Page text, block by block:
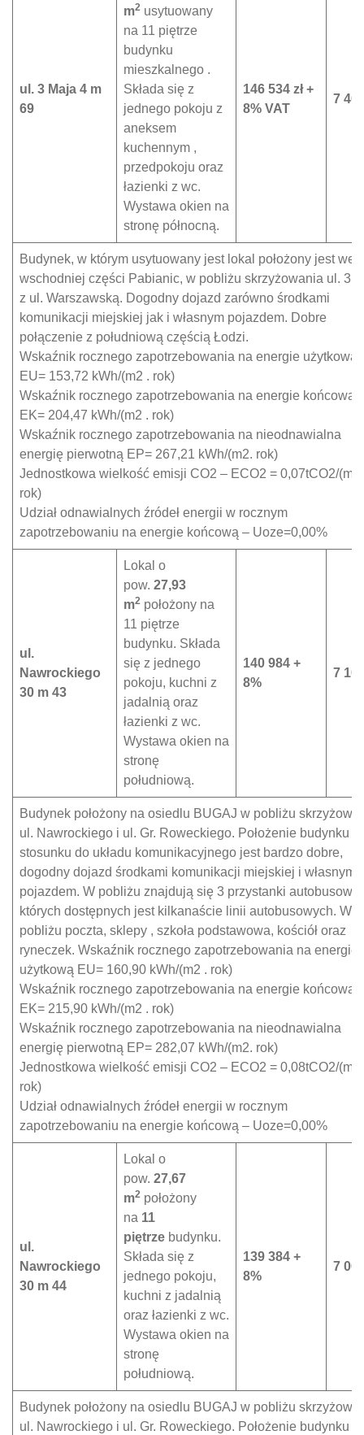
ul. 3 Maja 4 m
69
m2 usytuowany
na 11 piętrze
budynku
mieszkalnego .
Składa się z
jednego pokoju z
aneksem
kuchennym ,
przedpokoju oraz
łazienki z wc.
Wystawa okien na
stronę północną.
146 534 zł +
8% VAT
7
Budynek, w którym usytuowany jest lokal położony jest we
wschodniej części Pabianic, w pobliżu skrzyżowania ul. 3
z ul. Warszawską. Dogodny dojazd zarówno środkami
komunikacji miejskiej jak i własnym pojazdem. Dobre
połączenie z południową częścią Łodzi.
Wskaźnik rocznego zapotrzebowania na energie użytkową
EU= 153,72 kWh/(m2 . rok)
Wskaźnik rocznego zapotrzebowania na energie końcową
EK= 204,47 kWh/(m2 . rok)
Wskaźnik rocznego zapotrzebowania na nieodnawialna
energię pierwotną EP= 267,21 kWh/(m2. rok)
Jednostkowa wielkość emisji CO2 – ECO2 = 0,07tCO2/(m2
rok)
Udział odnawialnych źródeł energii w rocznym
zapotrzebowaniu na energie końcową – Uoze=0,00%
ul.
Nawrockiego
30 m 43
Lokal o
pow. 27,93
m2 położony na
11 piętrze
budynku. Składa
się z jednego
pokoju, kuchni z
jadalnią oraz
łazienki z wc.
Wystawa okien na
stronę
południową.
140 984 +
8%
7
Budynek położony na osiedlu BUGAJ w pobliżu
ul. Nawrockiego i ul. Gr. Roweckiego. Położenie budynku w
stosunku do układu komunikacyjnego jest bardzo dobre,
dogodny dojazd środkami komunikacji miejskiej i własnym
pojazdem. W pobliżu znajdują się 3 przystanki autobusowe
których dostępnych jest kilkanaście linii autobusowych. W
pobliżu poczta, sklepy , szkoła podstawowa, kościół oraz
ryneczek. Wskaźnik rocznego zapotrzebowania na energie
użytkową EU= 160,90 kWh/(m2 . rok)
Wskaźnik rocznego zapotrzebowania na energie końcową
EK= 215,90 kWh/(m2 . rok)
Wskaźnik rocznego zapotrzebowania na nieodnawialna
energię pierwotną EP= 282,07 kWh/(m2. rok)
Jednostkowa wielkość emisji CO2 – ECO2 = 0,08tCO2/(m2
rok)
Udział odnawialnych źródeł energii w rocznym
zapotrzebowaniu na energie końcową – Uoze=0,00%
ul.
Nawrockiego
30 m 44
Lokal o
pow. 27,67
m2 położony
na 11
piętrze budynku.
Składa się z
jednego pokoju,
kuchni z jadalnią
oraz łazienki z wc.
Wystawa okien na
stronę
południową.
139 384 +
8%
7
Budynek położony na osiedlu BUGAJ w pobliżu
ul. Nawrockiego i ul. Gr. Roweckiego. Położenie budynku w